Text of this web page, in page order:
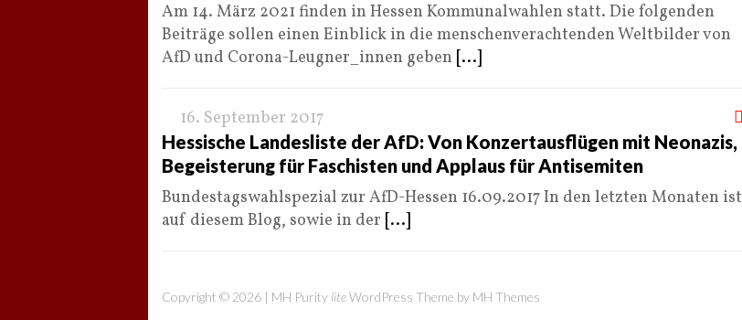
Am 14. März 2021 finden in Hessen Kommunalwahlen statt. Die folgenden
Beiträge sollen einen Einblick in die menschenverachtenden Weltbilder von
AfD und Corona-Leugner_innen geben [...]
16. September 2017
Hessische Landesliste der AfD: Von Konzertausflügen mit Neonazis,
Begeisterung für Faschisten und Applaus für Antisemiten
Bundestagswahlspezial zur AfD-Hessen 16.09.2017 In den letzten Monaten ist
auf diesem Blog, sowie in der [...]
Copyright © 2026 | MH Purity liteWordPress Theme by MH Themes